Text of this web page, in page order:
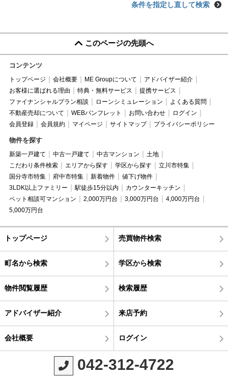
条件を指定し直して検索
このページの先頭へ
コンテンツ
トップページ 会社概要 ME Groupについて
アドバイザー紹介
お客様に選ばれる理由
特典・無料サービス
提携サービス
ファイナンシャルプラン相談
ローンシミュレーション
よくある質問
不動産売却について
WEBパンフレット お問い合わせ
ログイン
会員登録
会員規約 マイページ サイトマップ プライバシーポリシー
物件を探す
新築一戸建て 中古一戸建て 中古マンション
土地
こだわり条件検索
エリアから探す 学区から探す
立川市特集
国分寺市特集
府中市特集 新着物件
値下げ物件
3LDK以上ファミリー
駅徒歩15分以内
カウンターキッチン
ペット相談可マンション
2,000万円台 3,000万円台
4,000万円台
5,000万円台
トップページ 売買物件検索
町名から検索 学区から検索
物件閲覧履歴 検索履歴
アドバイザー紹介 来店予約
会社概要 ログイン
042-312-4722